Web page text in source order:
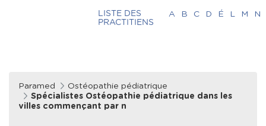
LISTE DES
PRACTITIENS
A B C D É L M N
Paramed
Ostéopathie pédiatrique
Spécialistes Ostéopathie pédiatrique dans les
villes commençant par n